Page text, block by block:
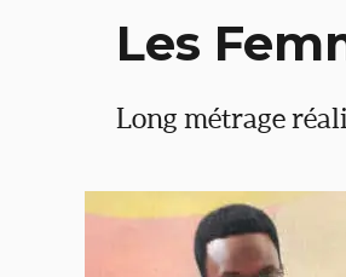
Les
Long métrage